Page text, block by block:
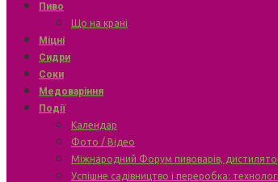
Пиво
Що на крані
Міцні
Сидри
Соки
Медоваріння
Події
Календар
Фото / Відео
Міжнародний Форум пивоварів,
Успішне садівництво і переробка: